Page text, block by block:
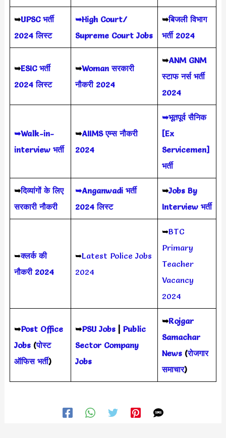
➥UPSC भर्ती
2024 लिस्ट
➥High Court/
Supreme Court Jobs
➥बिजली विभाग
भर्ती 2024
➥ESIC भर्ती
2024 लिस्ट
➥Woman सरकारी
नौकरी 2024
➥ANM GNM
स्टाफ नर्स भर्ती
2024
➥Walk-in-
interview भर्ती
➥AIIMS एम्स नौकरी
2024
➥भूतपूर्व सैनिक
[Ex
Servicemen]
भर्ती
➥दिव्यांगों के लिए
सरकारी नौकरी
➥Anganwadi भर्ती
2024 लिस्ट
➥Jobs By
Interview भर्ती
➥क्लर्क की
नौकरी 2024
➥Latest Police Jobs
2024
➥BTC
Primary
Teacher
Vacancy
2024
➥Post Office
Jobs(पोस्ट
ऑफिस भर्ती)
➥PSU Jobs| Public
Sector Company
Jobs
➥Rojgar
Samachar
News(रोजगार
समाचार)